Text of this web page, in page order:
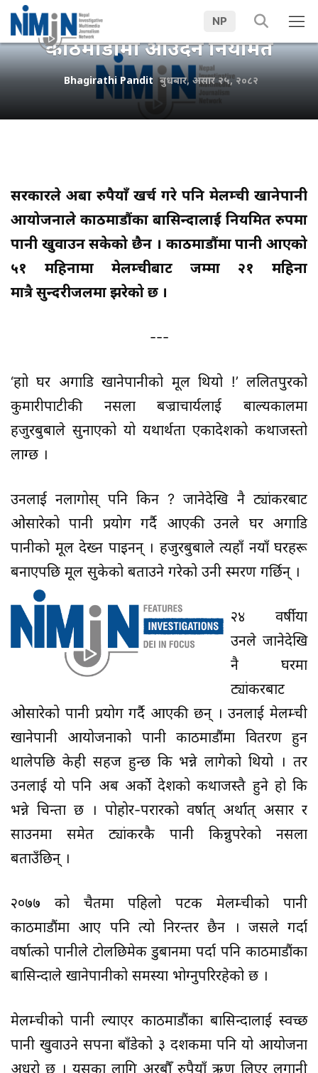
NP
अर्बौँ खर्चिएको मेलम्चीको पानी
काठमाडौंमा आउँदैन नियमित
Bhagirathi Pandit बुधबार, असार २५, २०८२
सरकारले अर्बौँ रुपैयाँ खर्च गरे पनि मेलम्ची खानेपानी
आयोजनाले काठमाडौंका बासिन्दालाई नियमित रुपमा
पानी खुवाउन सकेको छैन । काठमाडौंमा पानी आएको
५१ महिनामा मेलम्चीबाट जम्मा २१ महिना
मात्रै सुन्दरीजलमा झरेको छ ।
---
‘हाम्रो घर अगाडि खानेपानीको मूल थियो !’ ललितपुरको
कुमारीपाटीकी नसला बज्राचार्यलाई बाल्यकालमा
हजुरबुबाले सुनाएको यो यथार्थता एकादेशको कथाजस्तो
लाग्छ ।
उनलाई नलागोस् पनि किन ? जानेदेखि नै ट्यांकरबाट
ओसारेको पानी प्रयोग गर्दै आएकी उनले घर अगाडि
पानीको मूल देख्न पाइनन् । हजुरबुबाले त्यहाँ नयाँ घरहरू
बनाएपछि मूल सुकेको बताउने गरेको उनी स्मरण गर्छिन् ।
२४ वर्षीया
उनले जानेदेखि
नै घरमा
ट्यांकरबाट
ओसारेको पानी प्रयोग गर्दै आएकी छन् । उनलाई मेलम्ची
खानेपानी आयोजनाको पानी काठमाडौंमा वितरण हुन
थालेपछि केही सहज हुन्छ कि भन्ने लागेको थियो । तर
उनलाई यो पनि अब अर्को देशको कथाजस्तै हुने हो कि
भन्ने चिन्ता छ । पोहोर-परारको वर्षात् अर्थात् असार र
साउनमा समेत ट्यांकरकै पानी किन्नुपरेको नसला
बताउँछिन् ।
२०७७ को चैतमा पहिलो पटक मेलम्चीको पानी
काठमाडौंमा आए पनि त्यो निरन्तर छैन । जसले गर्दा
वर्षात्को पानीले टोलछिमेक डुबानमा पर्दा पनि काठमाडौंका
बासिन्दाले खानेपानीको समस्या भोग्नुपरिरहेको छ ।
मेलम्चीको पानी ल्याएर काठमाडौंका बासिन्दालाई स्वच्छ
पानी खुवाउने सपना बाँडेको ३ दशकमा पनि यो आयोजना
अधुरो छ । यसका लागि अरबौँ रुपैयाँ ऋण लिएर लगानी